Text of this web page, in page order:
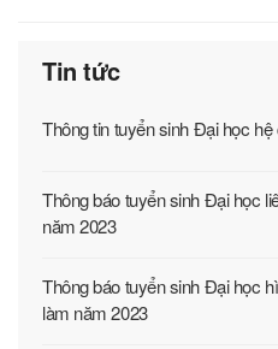
Tin tức
Thông tin tuyển sinh Đại học
Thông báo tuyển sinh Đại học
năm 2023
Thông báo tuyển sinh Đại học
làm năm 2023